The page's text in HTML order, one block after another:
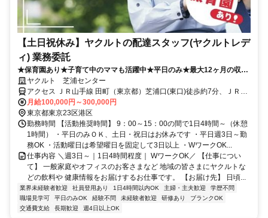
【土日祝休み】ヤクルトの配達スタッフ(ヤクルトレデ
ィ) 業務委託
★保育園あり★子育て中のママも活躍中★平日のみ★最大12ヶ月の収入
補償あり
ヤクルト 芝浦センター
アクセス ＪＲ山手線 田町（東京都）芝浦口(東口)徒歩約7分、ＪＲ京
浜東北線 田町（東京都）芝浦口(東口)徒歩約7分、都営三田線 三田
（東京都）A6口徒歩約8分
月給100,000円～300,000円
東京都東京23区港区
勤務時間 【活動推奨時間】 9：00～15：00の間で1日4時間～（休憩
1時間） ・平日のみＯＫ、土日・祝日はお休みです ・平日週3日～勤
務OK ・活動曜日は希望曜日を固定して3日以上 ・WワークOK...
仕事内容 ＼週3日～｜1日4時間程度｜ WワークOK／ 【仕事につい
て】 一般家庭やオフィスのお客さまなど 地域の皆さまにヤクルトな
どの飲料や 健康情報をお届けするお仕事です。 【お届け先】 日頃...
業界未経験者歓迎 社員登用あり 1日4時間以内OK 主婦・主夫歓迎
学歴不問
職場見学可
平日のみOK 経験不問 未経験者歓迎 研修あり
ブランクOK
交通費支給
長期歓迎 週4日以上OK